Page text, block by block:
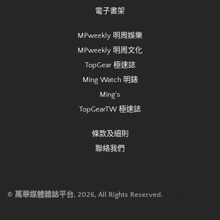
電子書架
MPweekly 明周娛樂
MPweekly 明周文化
TopGear 極速誌
Ming Watch 明錶
Ming's
TopGearTW 極速誌
條款及細則
聯絡我們
© 萬華媒體雜誌平台, 2026, All Rights Reserved.